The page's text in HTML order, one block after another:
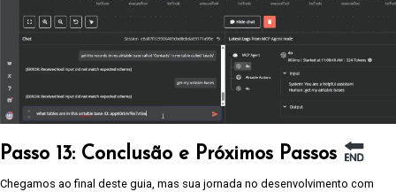
Passo 13: Conclusão e Próximos Passos
Chegamos ao final deste guia, mas sua jornada no desenvolvimento com